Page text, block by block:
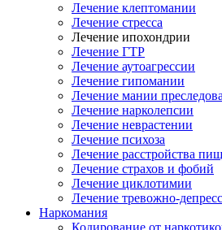
Лечение клептомании
Лечение стресса
Лечение ипохондрии
Лечение ГТР
Лечение аутоагрессии
Лечение гипомании
Лечение мании
Лечение нарколепсии
Лечение неврастении
Лечение психоза
Лечение расстройства
Лечение страхов и фобий
Лечение циклотимии
Лечение тревожно-
Наркомания
Кодирование от